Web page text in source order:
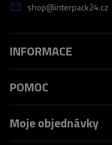
shop@interpack24.cz
INFORMACE
POMOC
Moje objednávky